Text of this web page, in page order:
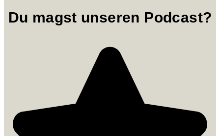
Du magst unseren Podcast?